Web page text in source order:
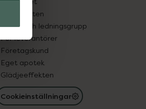
Samarbeten
Ägare och ledningsgrupp
För leverantörer
Företagskund
Eget apotek
Glädjeeffekten
Cookieinställningar